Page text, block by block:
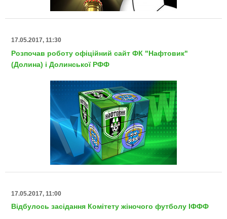
17.05.2017, 11:30
Розпочав роботу офіційний сайт ФК "Нафтовик"
(Долина) і Долинської РФФ
17.05.2017, 11:00
Відбулось засідання Комітету жіночого футболу ІФФФ